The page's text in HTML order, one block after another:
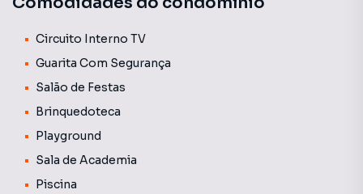
Circuito Interno TV
Guarita Com Segurança
Salão de Festas
Brinquedoteca
Playground
Sala de Academia
Piscina